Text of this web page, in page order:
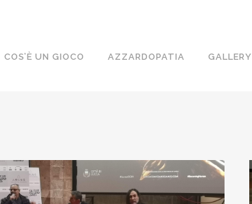
COS’È UN GIOCO AZZARDOPATIA GALLERY